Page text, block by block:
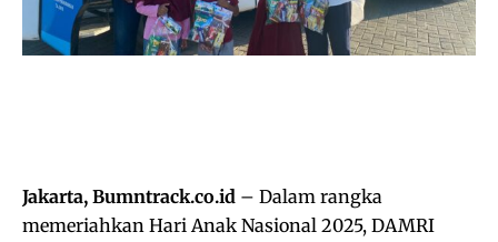
Jakarta, Bumntrack.co.id – Dalam rangka
memeriahkan Hari Anak Nasional 2025, DAMRI